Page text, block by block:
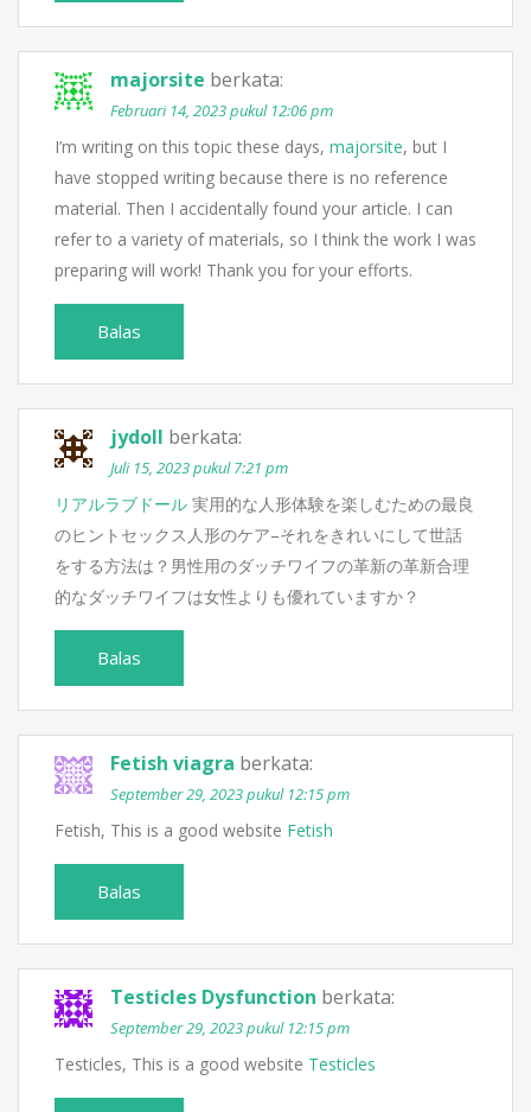
majorsite berkata:
Februari 14, 2023 pukul 12:06 pm
I’m writing on this topic these days, majorsite, but I
have stopped writing because there is no reference
material. Then I accidentally found your article. I can
refer to a variety of materials, so I think the work I was
preparing will work! Thank you for your efforts.
Balas
jydoll berkata:
Juli 15, 2023 pukul 7:21 pm
リアルラブドール 実用的な人形体験を楽しむための最良
のヒントセックス人形のケア–それをきれいにして世話
をする方法は？男性用のダッチワイフの革新の革新合理
的なダッチワイフは女性よりも優れていますか？
Balas
Fetish viagra berkata:
September 29, 2023 pukul 12:15 pm
Fetish, This is a good website Fetish
Balas
Testicles Dysfunction berkata:
September 29, 2023 pukul 12:15 pm
Testicles, This is a good website Testicles